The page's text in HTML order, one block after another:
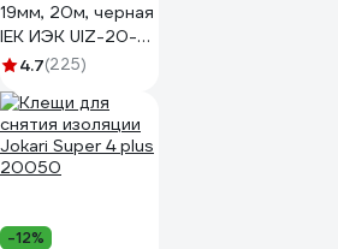
19мм, 20м, черная
IEK ИЭК UIZ-20-
10-K02
4.7(225)
-12%